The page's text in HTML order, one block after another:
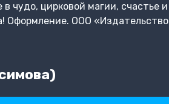
чудо, цирковой магии, счастье и
Оформление. ООО «Издательство